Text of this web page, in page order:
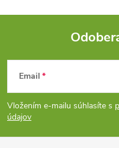
Z
á
p
Email
Vložením e-mailu súhlasíte s
údajov